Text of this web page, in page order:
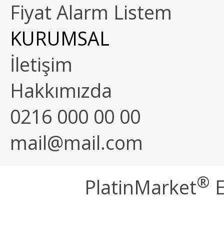
Fiyat Alarm Listem
KURUMSAL
İletişim
Hakkımızda
0216 000 00 00
mail@mail.com
PlatinMarket®